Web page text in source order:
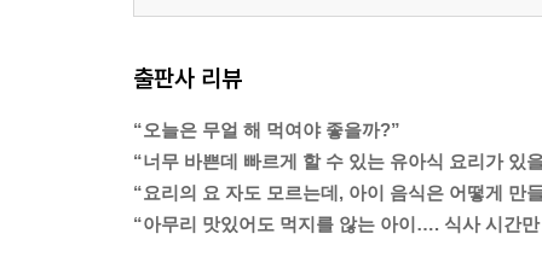
출판사 리뷰
“오늘은 무얼 해 먹여야 좋을까?”
“너무 바쁜데 빠르게 할 수 있는 유아식 요리가 있
“요리의 요 자도 모르는데, 아이 음식은 어떻게 만
“아무리 맛있어도 먹지를 않는 아이…. 식사 시간